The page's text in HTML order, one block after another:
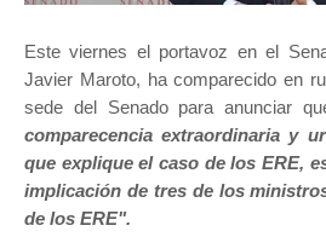
Este viernes el portavoz en el
Javier Maroto, ha comparecido en
sede del Senado para anunciar
comparecencia extraordinaria y
que explique el caso de los ERE,
implicación de tres de los
de los ERE".